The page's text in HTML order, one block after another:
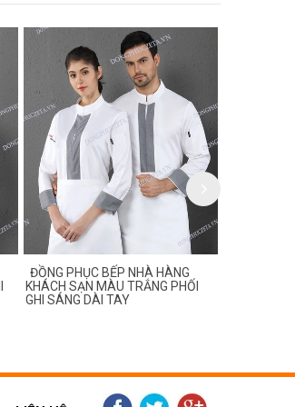
ĐỒNG PHỤC BẾP NHÀ HÀNG
KHÁCH SẠN MÀU TRẮNG PHỐI
GHI SÁNG DÀI TAY